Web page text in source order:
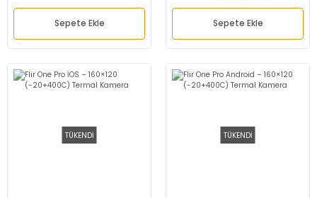
Sepete Ekle Sepete Ekle
TÜKENDİ TÜKENDİ